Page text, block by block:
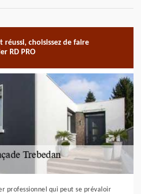
réussi, choisissez de faire
RD PRO
professionnel qui peut se prévaloir